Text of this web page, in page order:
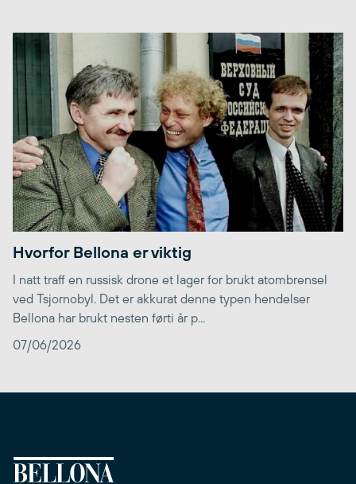
Hvorfor Bellona er viktig
I natt traff en russisk drone et lager for brukt atombrensel
ved Tsjornobyl. Det er akkurat denne typen hendelser
Bellona har brukt nesten førti år p...
07/06/2026